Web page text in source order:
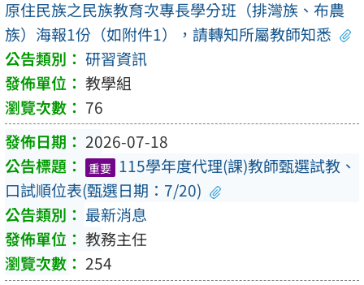
原住民族之民族教育次專長學分班（排灣族、布農
族）海報1份（如附件1），請轉知所屬教師知悉
研習資訊
教學組
76
2026-07-18
重要 115學年度代理(課)教師甄選試教、
口試順位表(甄選日期：7/20)
最新消息
教務主任
254